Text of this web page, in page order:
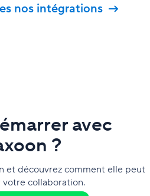
nos intégrations
avec
?
et découvrez comment elle peut
collaboration.